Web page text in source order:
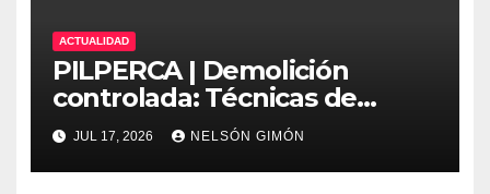
ACTUALIDAD
PILPERCA | Demolición
controlada: Técnicas de
precisión y protocolos de
seguridad en la ingeniería
moderna
JUL 17, 2026 NELSÓN GIMÓN